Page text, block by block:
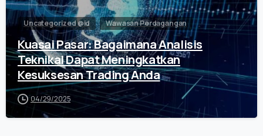
Uncategorized @id Wawasan Perdagangan
Kuasai Pasar: Bagaimana Analisis
Teknikal Dapat Meningkatkan
Kesuksesan Trading Anda
04/29/2025